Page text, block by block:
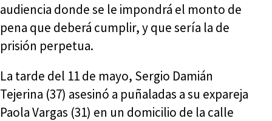
audiencia donde se le impondrá el monto de
pena que deberá cumplir, y que sería la de
prisión perpetua.
La tarde del 11 de mayo, Sergio Damián
Tejerina (37) asesinó a puñaladas a su expareja
Paola Vargas (31) en un domicilio de la calle